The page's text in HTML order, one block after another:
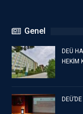
Genel
DEÜ
HEKİM